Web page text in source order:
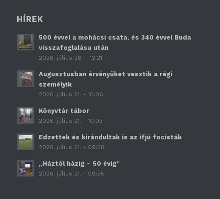
HÍREK
500 évvel a mohácsi csata, és 340 évvel Buda
visszafoglalása után
2026. július 28. - 12:21
Augusztusban érvényüket vesztik a régi
személyik
2026. július 21. - 10:06
Könyvtár tábor
2026. július 21. - 10:03
Edzettek és kirándultak is az ifjú focisták
2026. július 21. - 09:58
„Háztól házig – 50 évig”
2026. július 21. - 09:55